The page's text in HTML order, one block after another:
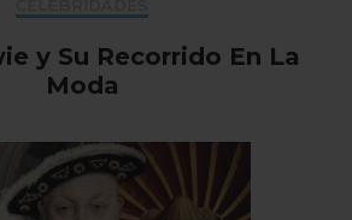
y Su Recorrido En La
Moda